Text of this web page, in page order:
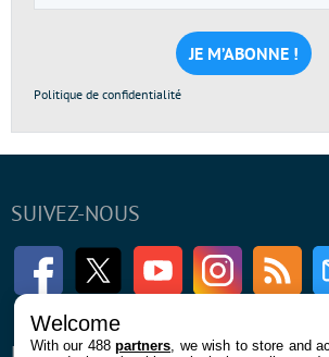
e-
mail
*
Politique de confidentialité
SUIVEZ-NOUS
FacebookTwitter Youtube Instagram
Welcome
With our 488partners , we wish to store and